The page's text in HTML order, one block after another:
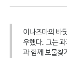
이나즈마의 바
우했다. 그는
과 함께 보물찾